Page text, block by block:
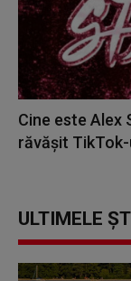
Cine este Alex
răvășit
ULTIMELE